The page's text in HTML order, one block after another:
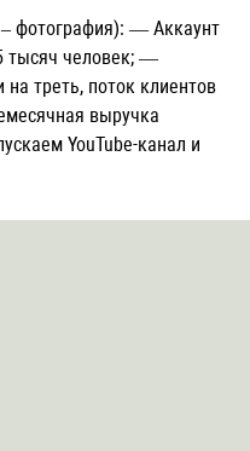
фотография): — Аккаунт
тысяч человек; —
на треть, поток клиентов
выручка
YouTube-канал и